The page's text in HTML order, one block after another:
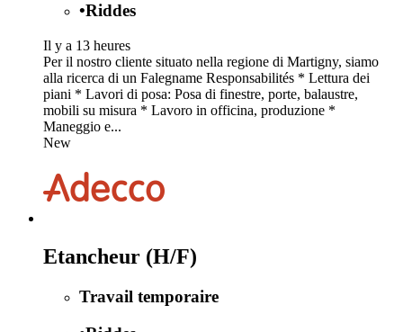
•Riddes
Il y a 13 heures
Per il nostro cliente situato nella regione di Martigny, siamo
alla ricerca di un Falegname Responsabilités * Lettura dei
piani * Lavori di posa: Posa di finestre, porte, balaustre,
mobili su misura * Lavoro in officina, produzione *
Maneggio e...
New
Etancheur (H/F)
Travail temporaire